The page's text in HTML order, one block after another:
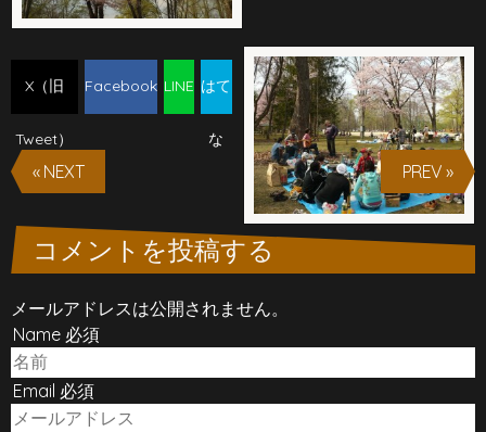
X（旧
Tweet）
Facebook LINE はて
な
« NEXT PREV »
コメントを投稿する
メールアドレスは公開されません。
Name 必須
Email 必須